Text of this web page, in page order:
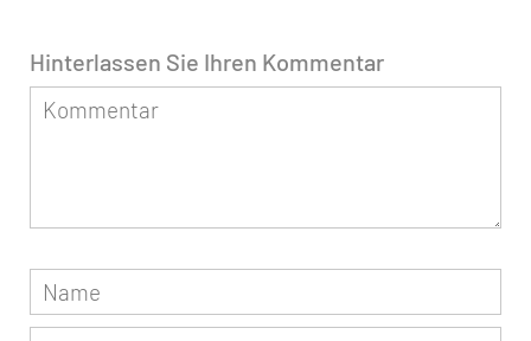
Hinterlassen Sie Ihren Kommentar